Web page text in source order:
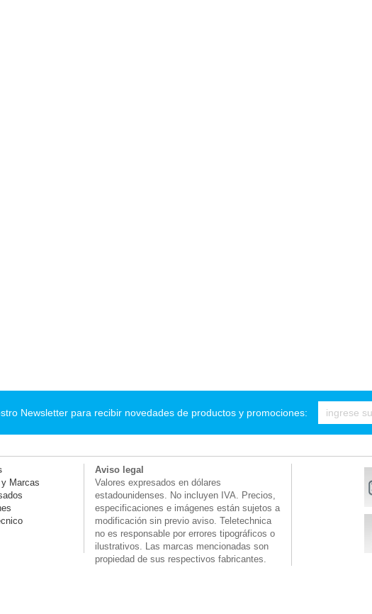
Newsletter para recibir novedades de productos y promociones:
Marcas
Aviso legal
Valores expresados en dólares
estadounidenses. No incluyen IVA. Precios,
especificaciones e imágenes están sujetos a
modificación sin previo aviso. Teletechnica
no es responsable por errores tipográficos o
ilustrativos. Las marcas mencionadas son
propiedad de sus respectivos fabricantes.